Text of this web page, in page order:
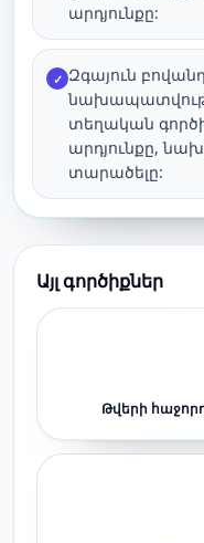
արդյունքը:
✓ Զգայուն
տեղական
արդյունքը,
տարածելը:
Այլ գործիքներ
Թվերի